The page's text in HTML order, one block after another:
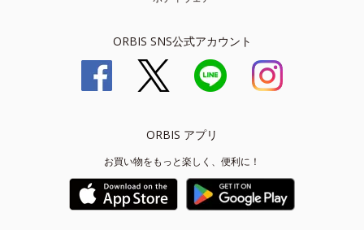
ORBIS SNS公式アカウント
ORBIS アプリ
お買い物をもっと楽しく、便利に！